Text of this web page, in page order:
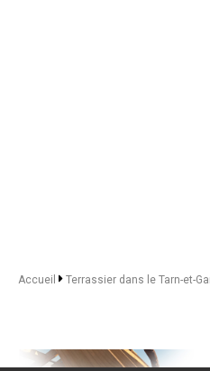
Accueil Terrassier dans le Tarn-et-